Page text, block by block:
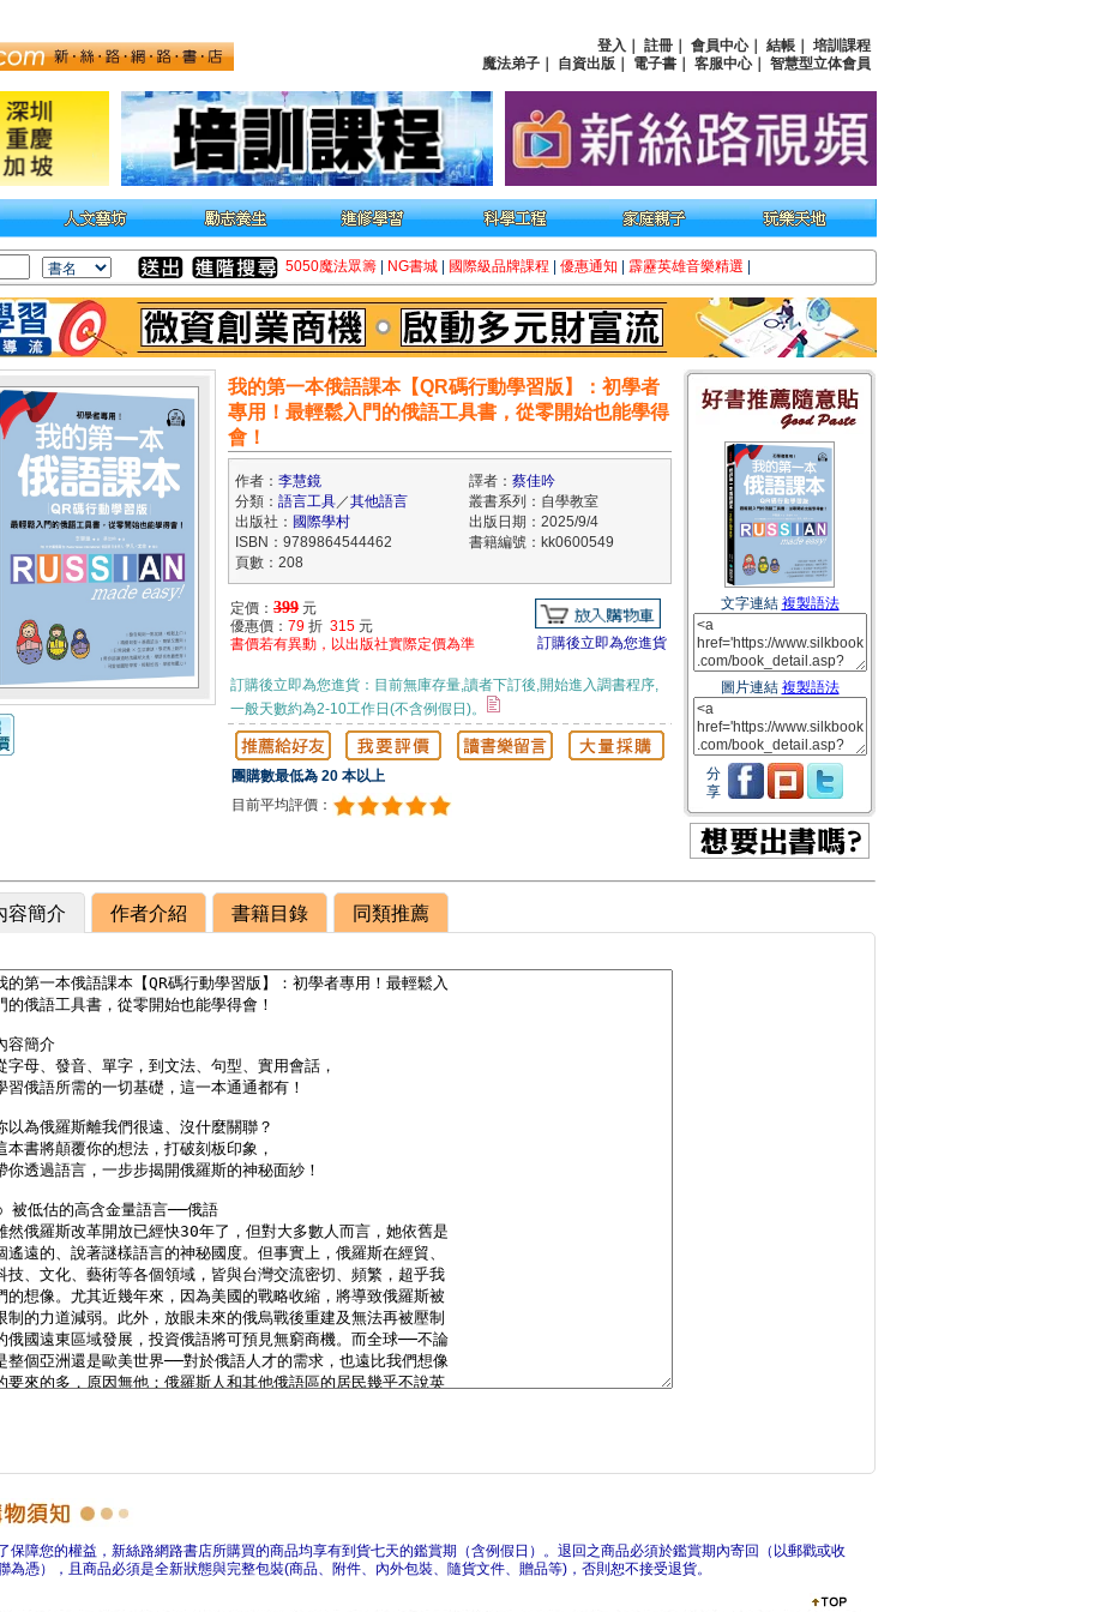
登入 註冊 會員中心｜ 結帳
培訓課程
魔法弟子
自資出版 電子書 客服中心｜ 智慧型立体會員
5050魔法眾籌 NG書城 國際級品牌課程 優惠通知 霹靂英雄音樂精選
我的第一本俄語課本【QR碼行動學習版】：初學者
專用！最輕鬆入門的俄語工具書，從零開始也能學得
會！
作者： 李慧鏡 譯者： 蔡佳吟
分類： 語言工具／其他語言
叢書系列：自學教室
出版社： 國際學村
出版日期：2025/9/4
ISBN：9789864544462
書籍編號：kk0600549
頁數：208
定價： 399 元
優惠價： 79 折 315 元
書價若有異動，以出版社實際定價為準
訂購後立即為您進貨
訂購後立即為您進貨：目前無庫存量,讀者下訂後,開始進入調書程序,
一般天數約為2-10工作日(不含例假日)。
團購數最低為 20 本以上
目前平均評價：
文字連結 複製語法
圖片連結 複製語法
分
享
容簡介 作者介紹 書籍目錄 同類推薦
保障您的權益，新絲路網路書店所購買的商品均享有到貨七天的鑑賞期（含例假日）。退回之商品必須於鑑賞期內寄回（以郵戳或收
為憑），且商品必須是全新狀態與完整包裝(商品、附件、內外包裝、隨貨文件、贈品等)，否則恕不接受退貨。